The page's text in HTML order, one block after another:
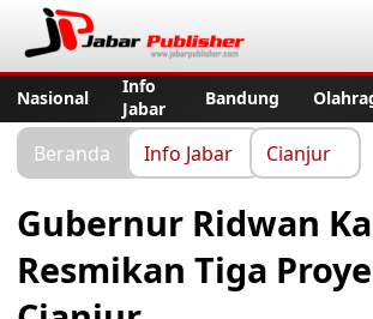
Nasional
Info
Jabar
Bandung
Beranda Info Jabar Cianjur
Gubernur Ridwan
Resmikan Tiga